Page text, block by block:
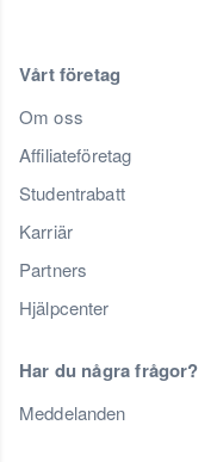
Vårt företag
Om oss
Affiliateföretag
Studentrabatt
Karriär
Partners
Hjälpcenter
Har du några frågor?
Meddelanden